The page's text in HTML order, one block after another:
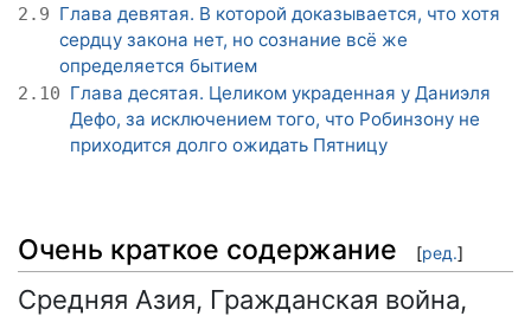
2.9 Глава девятая. В которой доказывается, что хотя
сердцу закона нет, но сознание всё же
определяется бытием
2.10 Глава десятая. Целиком украденная у Даниэля
Дефо, за исключением того, что Робинзону не
приходится долго ожидать Пятницу
Очень краткое содержание [ред.]
Средняя Азия, Гражданская война,